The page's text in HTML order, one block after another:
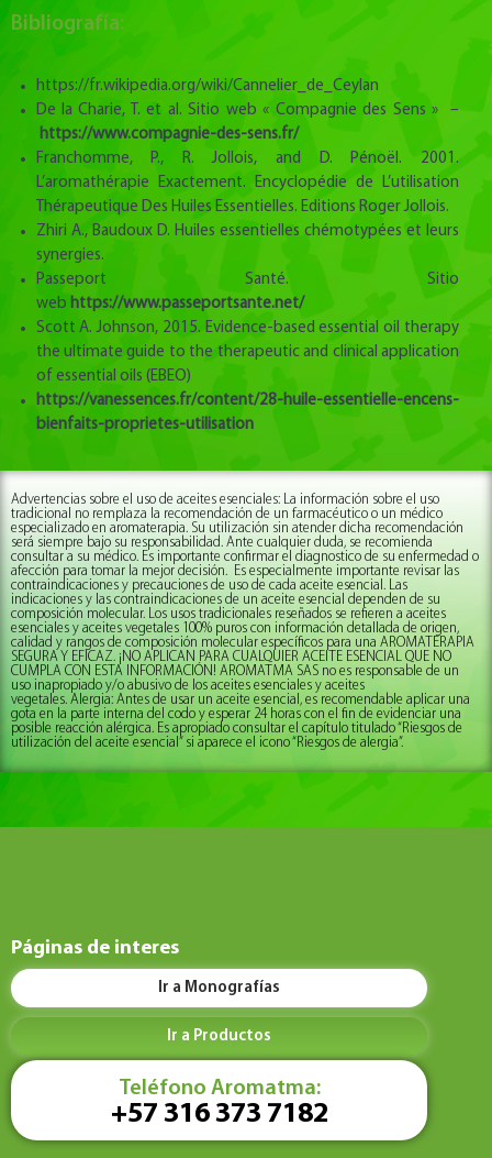
Bibliografía:
https://fr.wikipedia.org/wiki/Cannelier_de_Ceylan
De la Charie, T. et al. Sitio web « Compagnie des Sens » –
https://www.compagnie-des-sens.fr/
Franchomme, P., R. Jollois, and D. Pénoël. 2001.
L’aromathérapie Exactement. Encyclopédie de L’utilisation
Thérapeutique Des Huiles Essentielles. Editions Roger Jollois.
Zhiri A., Baudoux D. Huiles essentielles chémotypées et leurs
synergies.
Passeport Santé. Sitio
web https://www.passeportsante.net/
Scott A. Johnson, 2015. Evidence-based essential oil therapy
the ultimate guide to the therapeutic and clinical application
of essential oils (EBEO)
https://vanessences.fr/content/28-huile-essentielle-encens-
bienfaits-proprietes-utilisation
Advertencias sobre el uso de aceites esenciales: La información sobre el uso
tradicional no remplaza la recomendación de un farmacéutico o un médico
especializado en aromaterapia. Su utilización sin atender dicha recomendación
será siempre bajo su responsabilidad. Ante cualquier duda, se recomienda
consultar a su médico. Es importante confirmar el diagnostico de su enfermedad o
afección para tomar la mejor decisión. Es especialmente importante revisar las
contraindicaciones y precauciones de uso de cada aceite esencial. Las
indicaciones y las contraindicaciones de un aceite esencial dependen de su
composición molecular. Los usos tradicionales reseñados se refieren a aceites
esenciales y aceites vegetales 100% puros con información detallada de origen,
calidad y rangos de composición molecular específicos para una AROMATERAPIA
SEGURA Y EFICAZ. ¡NO APLICAN PARA CUALQUIER ACEITE ESENCIAL QUE NO
CUMPLA CON ESTA INFORMACIÓN! AROMATMA SAS no es responsable de un
uso inapropiado y/o abusivo de los aceites esenciales y aceites
vegetales. Alergia: Antes de usar un aceite esencial, es recomendable aplicar una
gota en la parte interna del codo y esperar 24 horas con el fin de evidenciar una
posible reacción alérgica. Es apropiado consultar el capítulo titulado “Riesgos de
utilización del aceite esencial” si aparece el icono “Riesgos de alergia”.
Páginas de interes
Ir a Monografías
Ir a Productos
Teléfono Aromatma:
+57 316 373 7182